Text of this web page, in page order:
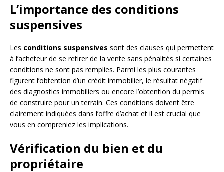
L’importance des conditions
suspensives
Les conditions suspensives sont des clauses qui permettent
à l’acheteur de se retirer de la vente sans pénalités si certaines
conditions ne sont pas remplies. Parmi les plus courantes
figurent l’obtention d’un crédit immobilier, le résultat négatif
des diagnostics immobiliers ou encore l’obtention du permis
de construire pour un terrain. Ces conditions doivent être
clairement indiquées dans l’offre d’achat et il est crucial que
vous en compreniez les implications.
Vérification du bien et du
propriétaire